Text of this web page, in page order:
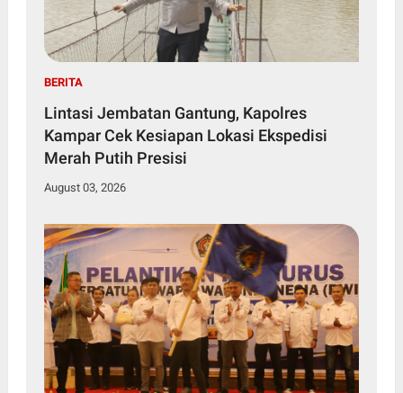
BERITA
Lintasi Jembatan Gantung, Kapolres
Kampar Cek Kesiapan Lokasi Ekspedisi
Merah Putih Presisi
August 03, 2026